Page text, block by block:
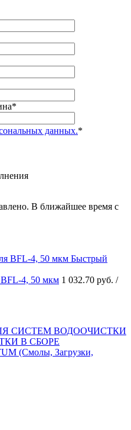
*
данных.*
В ближайшее время с
Быстрый
4, 50 мкм 1 032.70 руб. /
СИСТЕМ ВОДООЧИСТКИ
В СБОРЕ
(Смолы, Загрузки,